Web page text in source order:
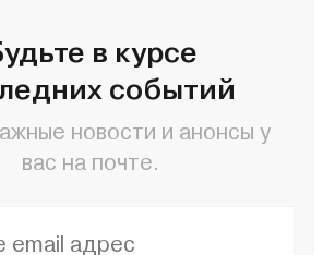
в курсе
событий
новости и анонсы у
вас на почте.